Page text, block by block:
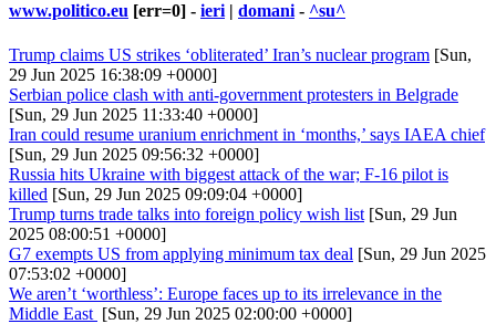
www.politico.eu [err=0] - ieri | domani - ^su^
Trump claims US strikes ‘obliterated’ Iran’s nuclear program [Sun,
29 Jun 2025 16:38:09 +0000]
Serbian police clash with anti-government protesters in Belgrade
[Sun, 29 Jun 2025 11:33:40 +0000]
Iran could resume uranium enrichment in ‘months,’ says IAEA chief
[Sun, 29 Jun 2025 09:56:32 +0000]
Russia hits Ukraine with biggest attack of the war; F-16 pilot is
killed [Sun, 29 Jun 2025 09:09:04 +0000]
Trump turns trade talks into foreign policy wish list [Sun, 29 Jun
2025 08:00:51 +0000]
G7 exempts US from applying minimum tax deal [Sun, 29 Jun 2025
07:53:02 +0000]
We aren’t ‘worthless’: Europe faces up to its irrelevance in the
Middle East [Sun, 29 Jun 2025 02:00:00 +0000]